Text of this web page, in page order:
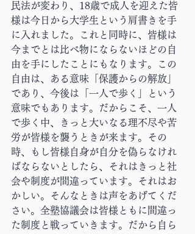
民法が変わり、18歳で成人を迎えた皆
様は今日から大学生という肩書きを手
に入れました。これと同時に、皆様は
今までとは比べ物にならないほどの自
由を手にしたことにもなります。この
自由は、ある意味「保護からの解放」
であり、今後は「一人で歩く」という
意味でもあります。だからこそ、一人
で歩く中、きっと大いなる理不尽や苦
労が皆様を襲うときが来ます。その
時、もし皆様自身が自分を偽らなけれ
ばならないとしたら、それはきっと社
会や制度が間違っています。それはお
かしい。そんなときは声をあげてくだ
さい。全塾協議会は皆様ともに間違っ
た制度と戦っていきます。だから自ら